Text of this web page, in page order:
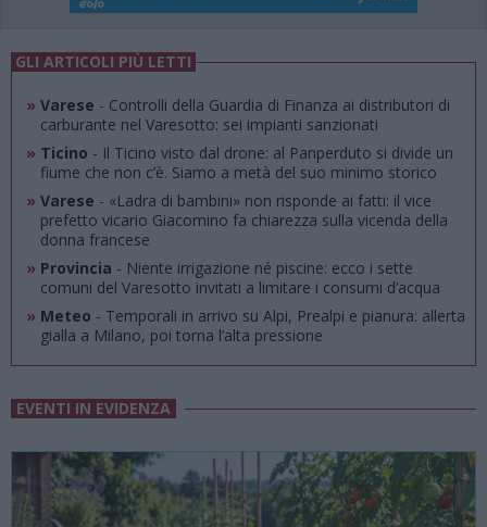
GLI ARTICOLI PIÙ LETTI
» Varese - Controlli della Guardia di Finanza ai distributori di
carburante nel Varesotto: sei impianti sanzionati
» Ticino - Il Ticino visto dal drone: al Panperduto si divide un
fiume che non c’è. Siamo a metà del suo minimo storico
» Varese - «Ladra di bambini» non risponde ai fatti: il vice
prefetto vicario Giacomino fa chiarezza sulla vicenda della
donna francese
» Provincia - Niente irrigazione né piscine: ecco i sette
comuni del Varesotto invitati a limitare i consumi d’acqua
» Meteo - Temporali in arrivo su Alpi, Prealpi e pianura: allerta
gialla a Milano, poi torna l’alta pressione
EVENTI IN EVIDENZA